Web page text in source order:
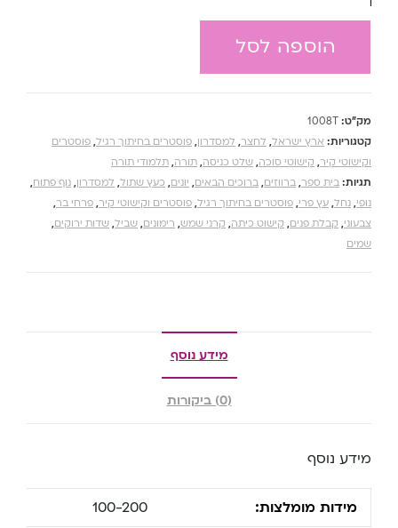
הוספה לסל
מק"ט: 1008T
קטגוריות: ארץ ישראל, לחצר, למסדרון, פוסטרים בחיתוך רגיל, פוסטרים
וקישוטי קיר, קישוטי סוכה, שלט כניסה, תורה, תלמודי תורה
תגיות: בית ספר, ברווזים, ברוכים הבאים, יונים, כעץ שתול, למסדרון, נוף פתוח,
נופי, נחל, עץ פרי, פוסטרים בחיתוך רגיל, פוסטרים וקישוטי קיר, פרחי בר,
צבעוני, קבלת פנים, קישוט כיתה, קרני שמש, רימונים, שביל, שדות ירוקים,
שמים
מידע נוסף
(0) ביקורות
מידע נוסף
מידות מומלצות: 100-200